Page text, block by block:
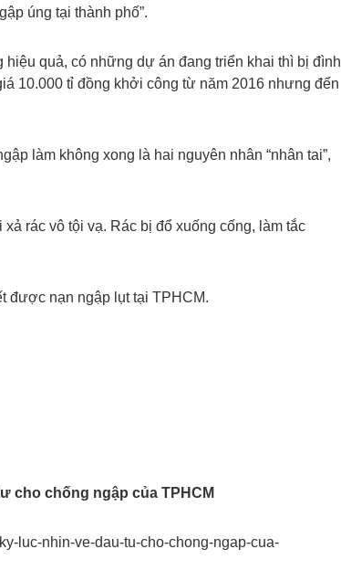
úng tại thành phố”.
quả, có những dự án đang triển khai thì bị đình
10.000 tỉ đồng khởi công từ năm 2016 nhưng đến
làm không xong là hai nguyên nhân “nhân tai”,
rác vô tội vạ. Rác bị đổ xuống cống, làm tắc
được nạn ngập lụt tại TPHCM.
cho chống ngập của TPHCM
luc-nhin-ve-dau-tu-cho-chong-ngap-cua-